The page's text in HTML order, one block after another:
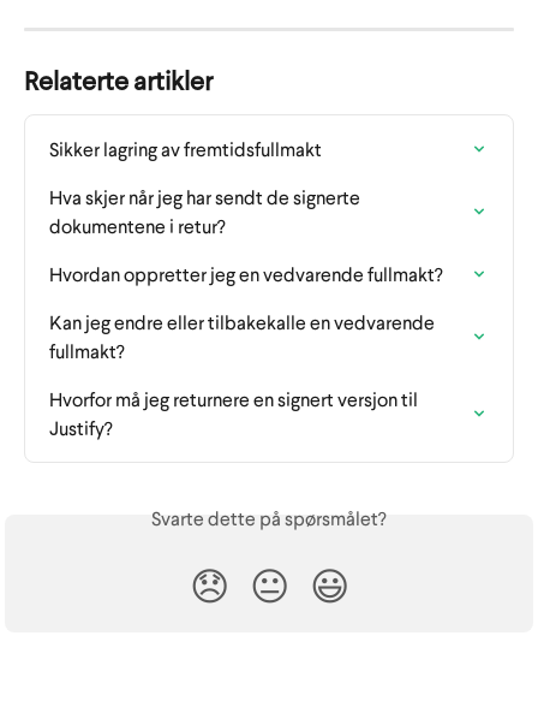
Relaterte artikler
Sikker lagring av fremtidsfullmakt
Hva skjer når jeg har sendt de signerte
dokumentene i retur?
Hvordan oppretter jeg en vedvarende fullmakt?
Kan jeg endre eller tilbakekalle en vedvarende
fullmakt?
Hvorfor må jeg returnere en signert versjon til
Justify?
Svarte dette på spørsmålet?
😞 😐 😃